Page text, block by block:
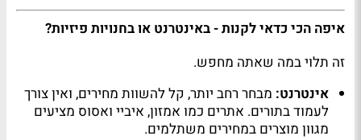
איפה הכי כדאי לקנות - באינטרנט או בחנויות פיזיות?
זה תלוי במה שאתה מחפש.
אינטרנט: מבחר רחב יותר, קל להשוות מחירים, ואין צורך
לעמוד בתורים. אתרים כמו אמזון, איביי ואסוס מציעים
מגוון מוצרים במחירים משתלמים.